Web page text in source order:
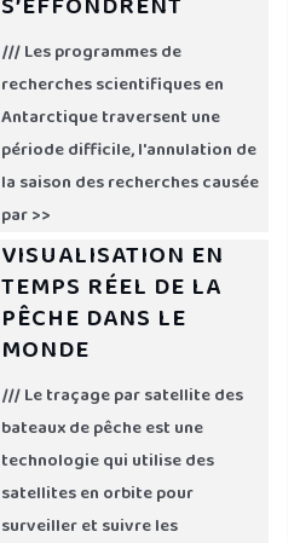
/// Les programmes de
recherches scientifiques en
Antarctique traversent une
période difficile, l'annulation de
la saison des recherches causée
par >>
VISUALISATION EN
TEMPS RÉEL DE LA
PÊCHE DANS LE
MONDE
/// Le traçage par satellite des
bateaux de pêche est une
technologie qui utilise des
satellites en orbite pour
surveiller et suivre les